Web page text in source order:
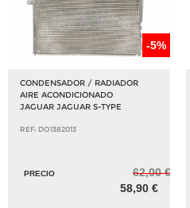
-5%
CONDENSADOR / RADIADOR
AIRE ACONDICIONADO
JAGUAR JAGUAR S-TYPE
REF: DO1382013
PRECIO
62,00 €
58,90 €